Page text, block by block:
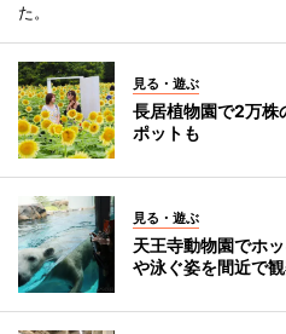
た。
見る・遊ぶ
長居植物園で2万
ポットも
見る・遊ぶ
天王寺動物園でホ
や泳ぐ姿を間近で